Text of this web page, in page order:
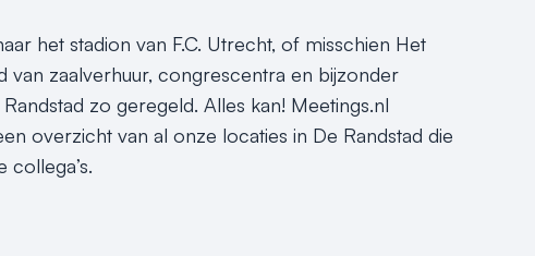
het stadion van F.C. Utrecht, of misschien Het
zaalverhuur, congrescentra en bijzonder
zo geregeld. Alles kan! Meetings.nl
overzicht van al onze locaties in De Randstad die